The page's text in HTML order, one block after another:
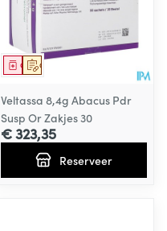
Op voorschrift
Geneesmiddel
Veltassa 8,4g Abacus Pdr
Susp Or Zakjes 30
€ 323,35
Reserveer